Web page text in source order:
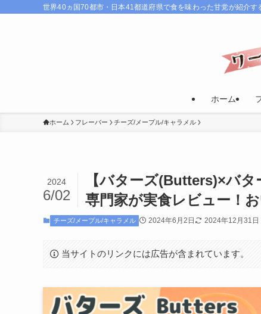
世界40ヵ国70都市・日本41都道府県で食を味わった甘党が紹介す
ホーム
ホーム フレーバー チーズ/メープル/キャラメル
【バターズ(Butters)×バ
専門家が実食レビュー！
2024
6/02
チーズ/メープル/キャラメル 2024年6月2日 2024年12月31日
当サイトのリンクには広告が含まれています。